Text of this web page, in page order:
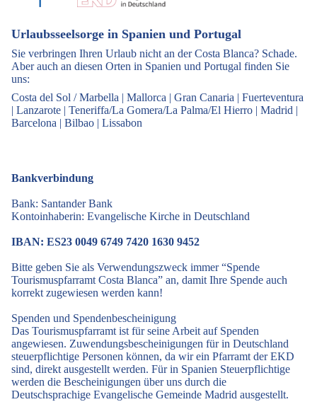
Urlaubsseelsorge in Spanien und Portugal
Sie verbringen Ihren Urlaub nicht an der Costa Blanca? Schade.
Aber auch an diesen Orten in Spanien und Portugal finden Sie
uns:
Costa del Sol / Marbella | Mallorca | Gran Canaria | Fuerteventura
| Lanzarote | Teneriffa/La Gomera/La Palma/El Hierro | Madrid |
Barcelona | Bilbao | Lissabon
Bankverbindung
Bank: Santander Bank
Kontoinhaberin: Evangelische Kirche in Deutschland
IBAN: ES23 0049 6749 7420 1630 9452
Bitte geben Sie als Verwendungszweck immer “Spende
Tourismuspfarramt Costa Blanca” an, damit Ihre Spende auch
korrekt zugewiesen werden kann!
Spenden und Spendenbescheinigung
Das Tourismuspfarramt ist für seine Arbeit auf Spenden
angewiesen. Zuwendungsbescheinigungen für in Deutschland
steuerpflichtige Personen können, da wir ein Pfarramt der EKD
sind, direkt ausgestellt werden. Für in Spanien Steuerpflichtige
werden die Bescheinigungen über uns durch die
Deutschsprachige Evangelische Gemeinde Madrid ausgestellt.